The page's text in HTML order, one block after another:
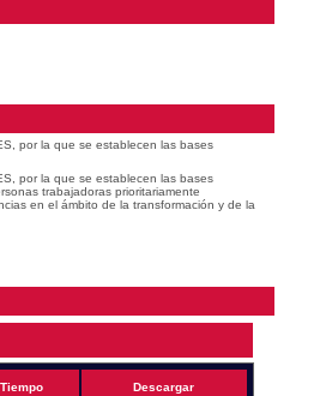
por la que se establecen las bases
por la que se establecen las bases
trabajadoras prioritariamente
en el ámbito de la transformación y de la
Descargar